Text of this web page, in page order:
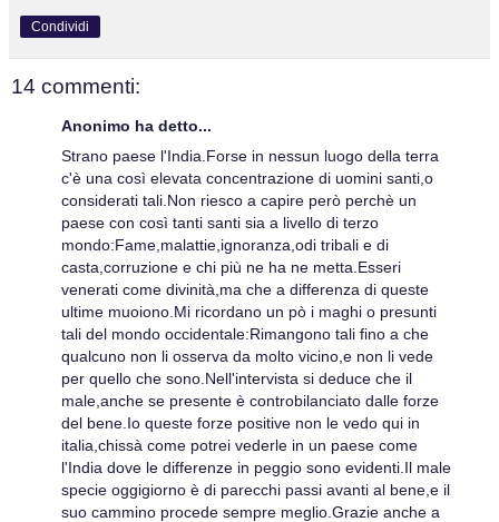
Condividi
14 commenti:
Anonimo ha detto...
Strano paese l'India.Forse in nessun luogo della terra
c'è una così elevata concentrazione di uomini santi,o
considerati tali.Non riesco a capire però perchè un
paese con così tanti santi sia a livello di terzo
mondo:Fame,malattie,ignoranza,odi tribali e di
casta,corruzione e chi più ne ha ne metta.Esseri
venerati come divinità,ma che a differenza di queste
ultime muoiono.Mi ricordano un pò i maghi o presunti
tali del mondo occidentale:Rimangono tali fino a che
qualcuno non li osserva da molto vicino,e non li vede
per quello che sono.Nell'intervista si deduce che il
male,anche se presente è controbilanciato dalle forze
del bene.Io queste forze positive non le vedo qui in
italia,chissà come potrei vederle in un paese come
l'India dove le differenze in peggio sono evidenti.Il male
specie oggigiorno è di parecchi passi avanti al bene,e il
suo cammino procede sempre meglio.Grazie anche a